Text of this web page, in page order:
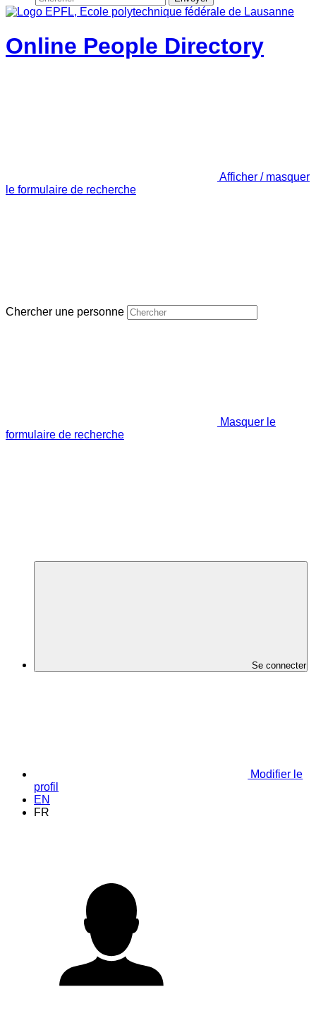
Online People Directory
Afficher / masquer
le formulaire de recherche
Chercher une personne
Masquer le
formulaire de recherche
Se connecter
Modifier le
profil
EN
FR